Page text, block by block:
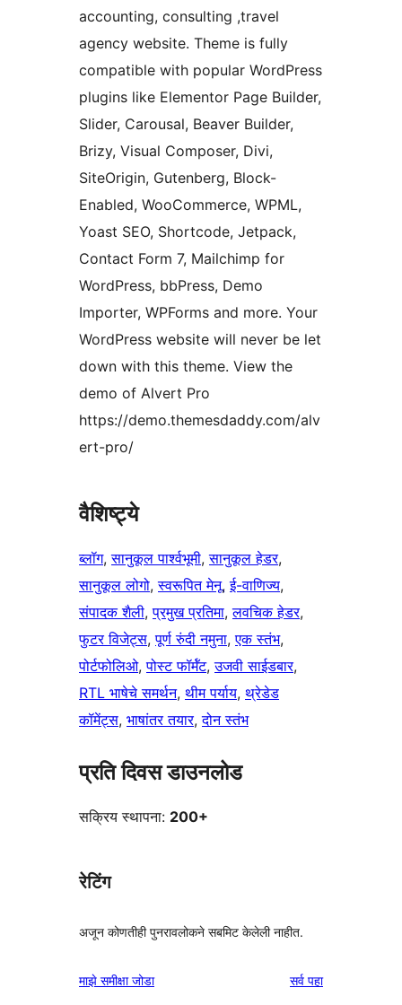
accounting, consulting ,travel
agency website. Theme is fully
compatible with popular WordPress
plugins like Elementor Page Builder,
Slider, Carousal, Beaver Builder,
Brizy, Visual Composer, Divi,
SiteOrigin, Gutenberg, Block-
Enabled, WooCommerce, WPML,
Yoast SEO, Shortcode, Jetpack,
Contact Form 7, Mailchimp for
WordPress, bbPress, Demo
Importer, WPForms and more. Your
WordPress website will never be let
down with this theme. View the
demo of Alvert Pro
https://demo.themesdaddy.com/alv
ert-pro/
वैशिष्ट्ये
ब्लॉग, सानुकूल पार्श्वभूमी, सानुकूल हेडर
सानुकूल लोगो, स्वरूपित मेनू, ई-वाणिज्य
संपादक शैली, प्रमुख प्रतिमा, लवचिक हेडर
फुटर विजेट्स, पूर्ण रुंदी नमुना, एक स्तंभ
पोर्टफोलिओ, पोस्ट फॉर्मॅट, उजवी साईडबार
RTL भाषेचे समर्थन, थीम पर्याय, थ्रेडेड
कॉमेंट्स, भाषांतर तयार, दोन स्तंभ
प्रति दिवस डाउनलोड
सक्रिय स्थापना: 200+
रेटिंग
अजून कोणतीही पुनरावलोकने सबमिट केलेली नाहीत.
माझे समीक्षा जोडा सर्वपुनरावलोकने
पहा